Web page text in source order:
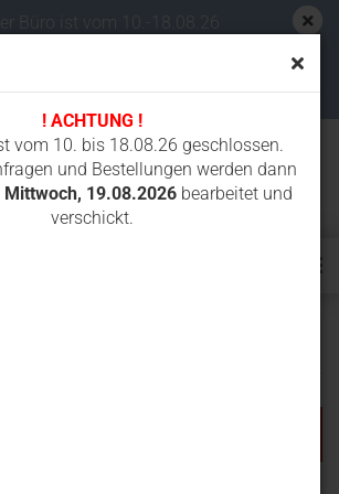
! ACHTUNG !
vom 10. bis 18.08.26 geschlossen.
und Bestellungen werden dann
Mittwoch, 19.08.2026bearbeitet und
verschickt.
Büro ist vom 10.-18.08.26
ab
und verschickt.